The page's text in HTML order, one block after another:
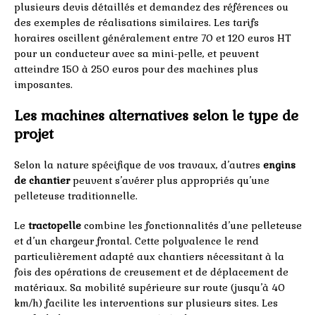
plusieurs devis détaillés et demandez des références ou
des exemples de réalisations similaires. Les tarifs
horaires oscillent généralement entre 70 et 120 euros HT
pour un conducteur avec sa mini-pelle, et peuvent
atteindre 150 à 250 euros pour des machines plus
imposantes.
Les machines alternatives selon le type de
projet
Selon la nature spécifique de vos travaux, d’autres engins
de chantierpeuvent s’avérer plus appropriés qu’une
pelleteuse traditionnelle.
Le tractopelle combine les fonctionnalités d’une pelleteuse
et d’un chargeur frontal. Cette polyvalence le rend
particulièrement adapté aux chantiers nécessitant à la
fois des opérations de creusement et de déplacement de
matériaux. Sa mobilité supérieure sur route (jusqu’à 40
km/h) facilite les interventions sur plusieurs sites. Les